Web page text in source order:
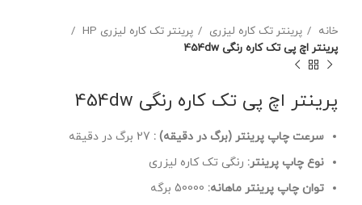
خانه پرینتر تک کاره لیزری
پرینتر تک کاره لیزری HP
پرینتر اچ پی تک کاره رنگی 454dw
پرینتر اچ پی تک کاره رنگی 454dw
سرعت چاپ پرینتر (برگ در دقیقه) :
نوع چاپ پرینتر: رنگی تک کاره لیزری
توان چاپ پرینتر ماهانه: